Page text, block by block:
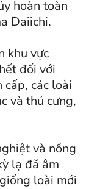
hoàn toàn
Daiichi.
khu vực
đối với
cấp, các loài
và thú cưng,
và nồng
lạ đã âm
loài mới